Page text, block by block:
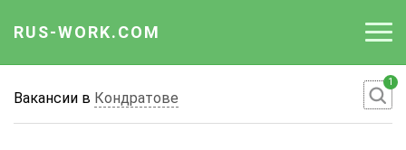
RUS-WORK.COM
Вакансии
Вакансии в Кондратове
1